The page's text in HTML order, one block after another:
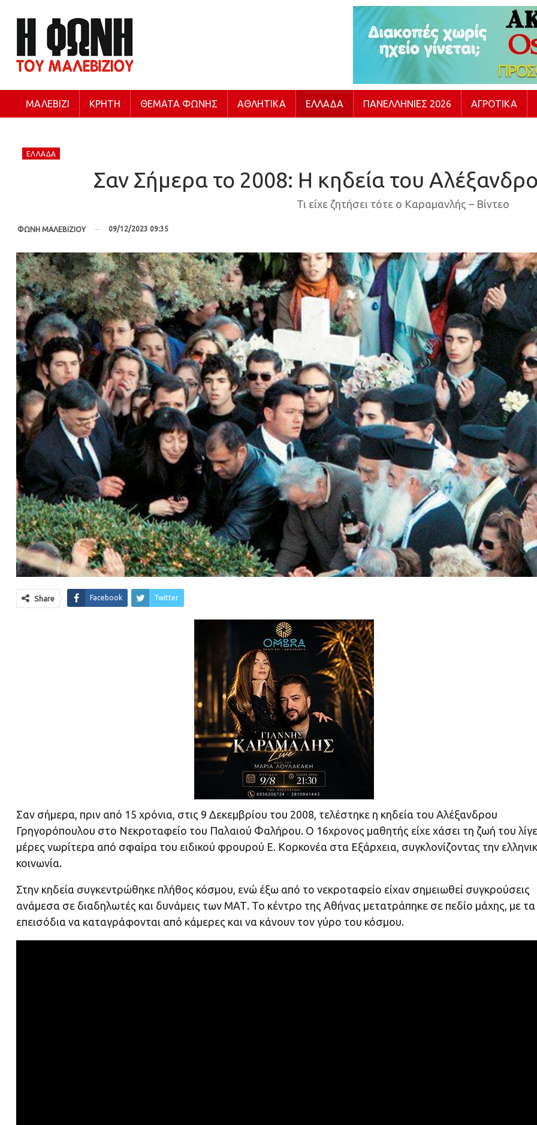
ΜΑΛΕΒΊΖΙ ΚΡΉΤΗ ΘΈΜΑΤΑ ΦΩΝΉΣ ΑΘΛΗΤΙΚΆ ΕΛΛΆΔΑ ΠΑΝΕΛΛΉΝΙΕΣ 2026 ΑΓΡΟΤΙΚΆ
ΕΛΛΆΔΑ
Σαν Σήμερα το 2008: Η κηδεία του
Τι είχε ζητήσει τότε ο Καραμανλής – Βίντεο
ΦΩΝΗ ΜΑΛΕΒΙΖΙΟΥ 09/12/2023 09:35
Share Facebook Twitter
Σαν σήμερα, πριν από 15 χρόνια, στις 9 Δεκεμβρίου του 2008, τελέστηκε η κηδεία του Αλέξανδρου
Γρηγορόπουλου στο Νεκροταφείο του Παλαιού Φαλήρου. Ο 16χρονος μαθητής είχε χάσει τη ζωή του
μέρες νωρίτερα από σφαίρα του ειδικού φρουρού Ε. Κορκονέα στα Εξάρχεια, συγκλονίζοντας την
κοινωνία.
Στην κηδεία συγκεντρώθηκε πλήθος κόσμου, ενώ έξω από το νεκροταφείο είχαν σημειωθεί συγκρούσεις
ανάμεσα σε διαδηλωτές και δυνάμεις των ΜΑΤ. Το κέντρο της Αθήνας μετατράπηκε σε πεδίο μάχης, με τα
επεισόδια να καταγράφονται από κάμερες και να κάνουν τον γύρο του κόσμου.